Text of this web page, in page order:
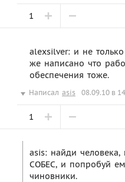
1
alexsilver: и не
же написано что
обеспечения тоже.
Написал asis 08.09.10 в
1
asis: найди
СОБЕС, и попробуй
чиновники.